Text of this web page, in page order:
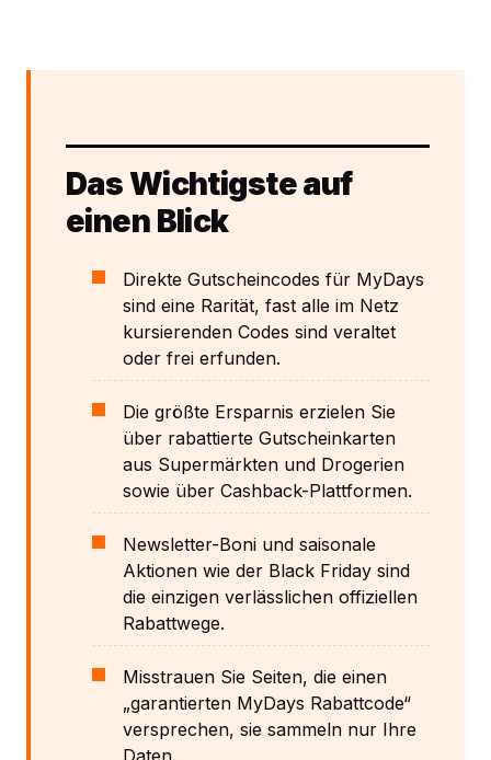
Das Wichtigste auf
einen Blick
Direkte Gutscheincodes für MyDays
sind eine Rarität, fast alle im Netz
kursierenden Codes sind veraltet
oder frei erfunden.
Die größte Ersparnis erzielen Sie
über rabattierte Gutscheinkarten
aus Supermärkten und Drogerien
sowie über Cashback-Plattformen.
Newsletter-Boni und saisonale
Aktionen wie der Black Friday sind
die einzigen verlässlichen offiziellen
Rabattwege.
Misstrauen Sie Seiten, die einen
„garantierten MyDays Rabattcode“
versprechen, sie sammeln nur Ihre